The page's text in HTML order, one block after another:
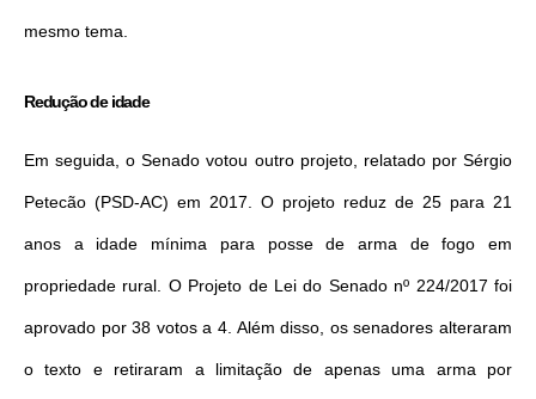
mesmo tema.
Redução de idade
Em seguida, o Senado votou outro projeto, relatado por Sérgio
Petecão (PSD-AC) em 2017. O projeto reduz de 25 para 21
anos a idade mínima para posse de arma de fogo em
propriedade rural. O Projeto de Lei do Senado nº 224/2017 foi
aprovado por 38 votos a 4. Além disso, os senadores alteraram
o texto e retiraram a limitação de apenas uma arma por